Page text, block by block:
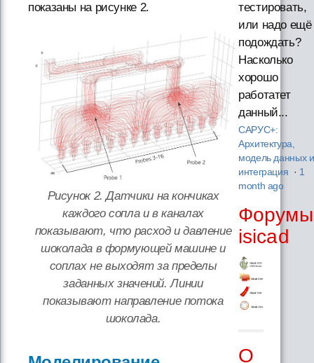
показаны на рисунке 2.
Рисунок 2. Датчики на кончиках
каждого сопла и в каналах
показывают, что расход и давление
шоколада в формующей машине и
соплах не выходят за пределы
заданных значений. Линии
показывают направление потока
шоколада.
тестировать,
или надо ещё
подождать?
Насколько
хорошо
работатет
данный...
САРУС+:
Архитектура,
модель данных и
интеграция · 1
month ago
Форумы
isicad
О